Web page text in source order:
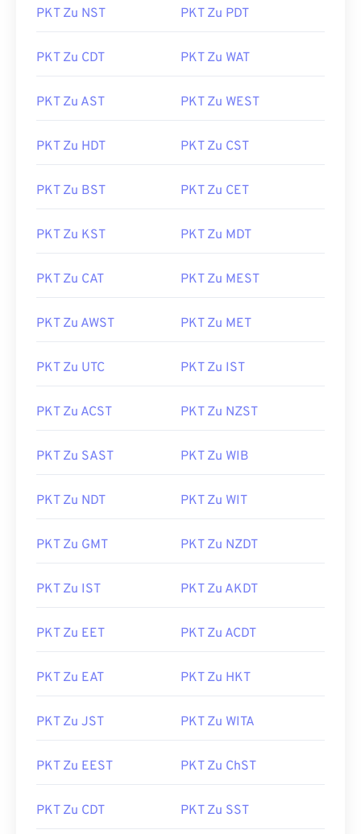
PKT Zu NST PKT Zu PDT
PKT Zu CDT PKT Zu WAT
PKT Zu AST PKT Zu WEST
PKT Zu HDT PKT Zu CST
PKT Zu BST PKT Zu CET
PKT Zu KST PKT Zu MDT
PKT Zu CAT PKT Zu MEST
PKT Zu AWST PKT Zu MET
PKT Zu UTC PKT Zu IST
PKT Zu ACST PKT Zu NZST
PKT Zu SAST PKT Zu WIB
PKT Zu NDT PKT Zu WIT
PKT Zu GMT PKT Zu NZDT
PKT Zu IST PKT Zu AKDT
PKT Zu EET PKT Zu ACDT
PKT Zu EAT PKT Zu HKT
PKT Zu JST PKT Zu WITA
PKT Zu EEST PKT Zu ChST
PKT Zu CDT PKT Zu SST